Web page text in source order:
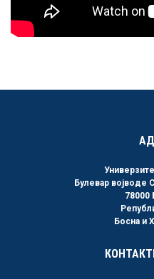
Булевар војводе
78000
Босна и